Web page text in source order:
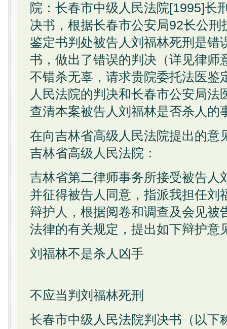
院：长春市中级人民法院[1995]长
决书，根据长春市公安局92长公
鉴定书判处被告人刘福林死刑是错
书，做出了错误的判决（详见律师
不错杀无辜，请求贵院委托法医鉴
人民法院的判决和长春市公安局法
查清本案被告人刘福林是否杀人的
在向吉林省高级人民法院提出的意
吉林省高级人民法院：
吉林省第二律师事务所接受被告人
并征得被告人同意，指派我担任刘
辩护人，根据阅卷和调查及会见被
法律的有关规定，提出如下辩护意
刘福林不是杀人凶手
不应当判刘福林死刑
长春市中级人民法院判决书（以下